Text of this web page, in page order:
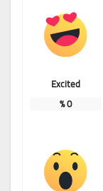
Excited
0
%